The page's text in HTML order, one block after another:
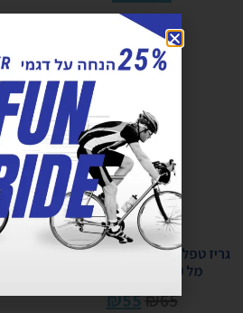
גריז טפלון וולדטייט שפופרת125
מל 02019 WELDTITE
₪65
₪55